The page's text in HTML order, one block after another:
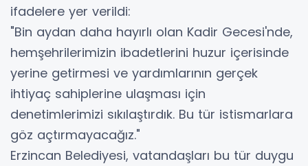
ifadelere yer verildi:
​"Bin aydan daha hayırlı olan Kadir Gecesi'nde,
hemşehrilerimizin ibadetlerini huzur içerisinde
yerine getirmesi ve yardımlarının gerçek
ihtiyaç sahiplerine ulaşması için
denetimlerimizi sıkılaştırdık. Bu tür istismarlara
göz açtırmayacağız."
​Erzincan Belediyesi, vatandaşları bu tür duygu